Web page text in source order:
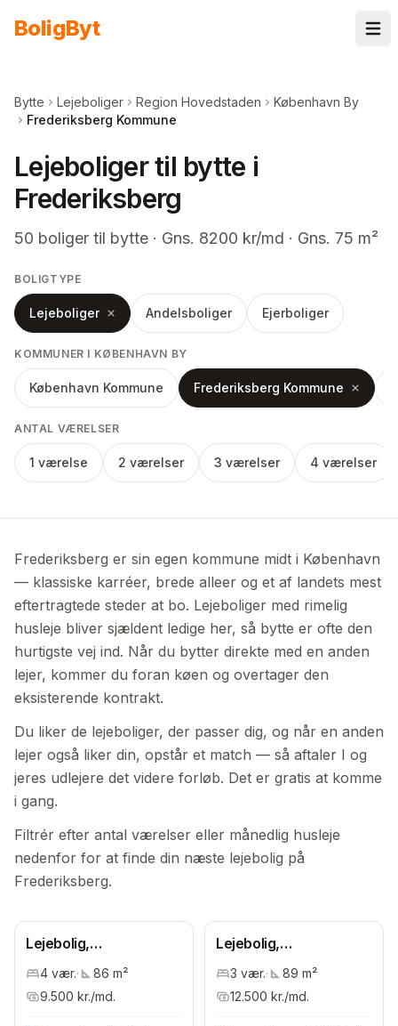
BoligByt
Bytte Lejeboliger Region Hovedstaden
København By
Frederiksberg Kommune
Lejeboliger til bytte i
Frederiksberg
50 boliger til bytte · Gns. 8200 kr/md · Gns. 75 m²
BOLIGTYPE
Lejeboliger Andelsboliger Ejerboliger
KOMMUNER I KØBENHAVN BY
København Kommune Frederiksberg Kommune
ANTAL VÆRELSER
1 værelse 2 værelser 3 værelser 4 værelser
Frederiksberg er sin egen kommune midt i København
— klassiske karréer, brede alleer og et af landets mest
eftertragtede steder at bo. Lejeboliger med rimelig
husleje bliver sjældent ledige her, så bytte er ofte den
hurtigste vej ind. Når du bytter direkte med en anden
lejer, kommer du foran køen og overtager den
eksisterende kontrakt.
Du liker de lejeboliger, der passer dig, og når en anden
lejer også liker din, opstår et match — så aftaler I og
jeres udlejere det videre forløb. Det er gratis at komme
i gang.
Filtrér efter antal værelser eller månedlig husleje
nedenfor for at finde din næste lejebolig på
Frederiksberg.
Lejebolig,
Frederiksberg
4 vær.· 86 m²
9.500 kr./md.
Lejebolig,
Frederiksberg
3 vær.· 89 m²
12.500 kr./md.